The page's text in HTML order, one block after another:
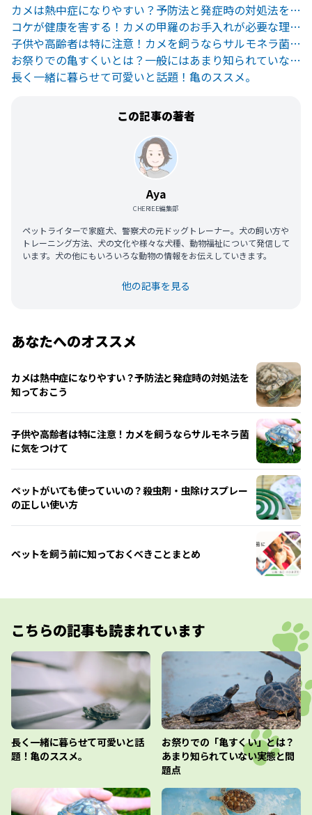
カメは熱中症になりやすい？予防法と発症時の対処法を知っておこう
コケが健康を害する！カメの甲羅のお手入れが必要な理由とやり方
子供や高齢者は特に注意！カメを飼うならサルモネラ菌に気をつけて
お祭りでの亀すくいとは？一般にはあまり知られていない実態と問題点
長く一緒に暮らせて可愛いと話題！亀のススメ。
この記事の著者
Aya
CHERIEE編集部
ペットライターで家庭犬、警察犬の元ドッグトレーナー。犬の飼い方や
トレーニング方法、犬の文化や様々な犬種、動物福祉について発信して
います。犬の他にもいろいろな動物の情報をお伝えしていきます。
他の記事を見る
あなたへのオススメ
カメは熱中症になりやすい？予防法と発症時の対処法を
知っておこう
子供や高齢者は特に注意！カメを飼うならサルモネラ菌
に気をつけて
ペットがいても使っていいの？殺虫剤・虫除けスプレー
の正しい使い方
ペットを飼う前に知っておくべきことまとめ
こちらの記事も読まれています
長く一緒に暮らせて可愛いと話
題！亀のススメ。
お祭りでの「亀すくい」とは？
あまり知られていない実態と問
題点